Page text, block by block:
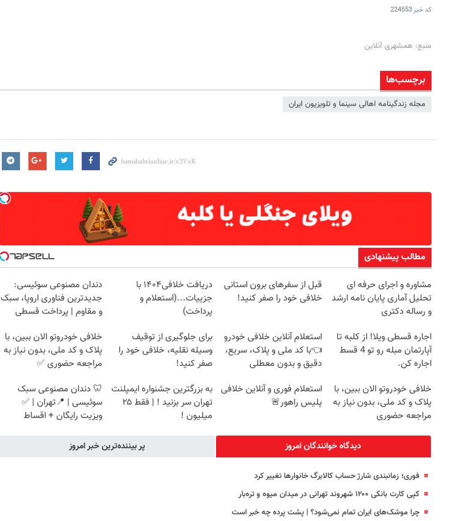
کد خبر224553
منبع: همشهری آنلاین
برچسب‌ها
مجله زندگینامه اهالی سینما و تلویزیون ایران
مطالب پیشنهادی
مشاوره و اجرای حرفه ای
تحلیل آماری پایان نامه ارشد
و رساله دکتری
قبل از سفرهای برون استانی
خلافی خود را صفر کنید!
دریافت خلافی۱۴۰۴ با
جزییات...(استعلام و
پرداخت)
دندان مصنوعی سوئیسی:
جدیدترین فناوری اروپا، سبک
و مقاوم | پرداخت قسطی
اجاره‌ قسطی ویلا! از کلبه تا
آپارتمان مبله رو تو 4 قسط
اجاره کن.
استعلام آنلاین خلافی خودرو
👈با کد ملی و پلاک، سریع،
دقیق و بدون معطلی
برای جلوگیری از توقیف
وسیله نقلیه، خلافی خود را
صفر کنید!
خلافی خودروتو الان ببین، با
پلاک و کد ملی، بدون نیاز به
مراجعه حضوری ✅
خلافی خودروتو الان ببین، با
پلاک و کد ملی، بدون نیاز به
مراجعه حضوری
استعلام فوری و آنلاین خلافی
پلیس راهور🚨
به بزرگترین جشنواره ایمپلنت
تهران سر بزنید ! | فقط ۲۵
میلیون !
🦷 دندان مصنوعی سبک
سوئیسی | 📍تهران | ✅
ویزیت رایگان + اقساط
دیدگاه خوانندگان امروز پر بیننده‌ترین خبر امروز
فوری؛ زمانبندی‌ شارژ حساب کالابرگ خانوارها تغییر کرد
کپی کارت بانکی ۱۲۰۰ شهروند تهرانی در میدان میوه و تره‌بار
چرا موشک‌های ایران تمام نمی‌شود؟ | پشت پرده چه خبر است